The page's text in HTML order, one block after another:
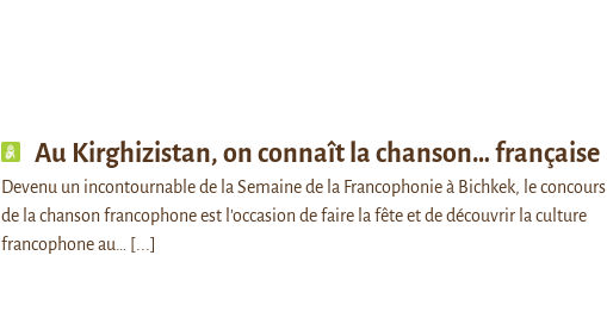
Au Kirghizistan, on connaît la chanson… française
Devenu un incontournable de la Semaine de la Francophonie à Bichkek, le concours
de la chanson francophone est l'occasion de faire la fête et de découvrir la culture
francophone au…
[...]